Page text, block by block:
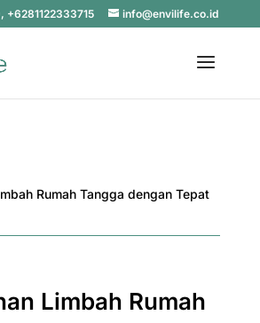
+6281122333715 info@envilife.co.id
Limbah Rumah